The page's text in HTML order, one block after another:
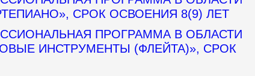
СРОК ОСВОЕНИЯ 8(9) ЛЕТ
ПРОГРАММА В ОБЛАСТИ
ИНСТРУМЕНТЫ (ФЛЕЙТА)», СРОК